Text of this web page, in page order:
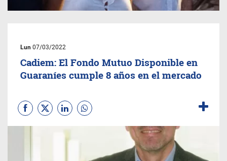
Lun 07/03/2022
Cadiem: El Fondo Mutuo Disponible en
Guaraníes cumple 8 años en el mercado